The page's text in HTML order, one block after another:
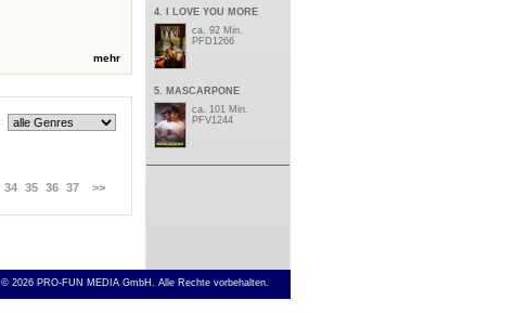
mehr
34 35 36 37 >>
4. I LOVE YOU MORE
ca. 92 Min.
PFD1266
5. MASCARPONE
ca. 101 Min.
PFV1244
© 2026 PRO-FUN MEDIA GmbH. Alle Rechte vorbehalten.